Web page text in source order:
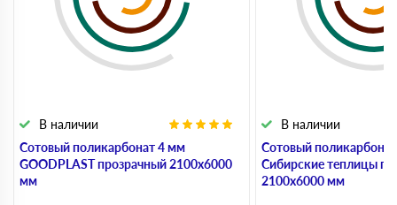
Сотовый поликарбонат 4 мм
GOODPLAST прозрачный 2100х6000
мм
В наличии
Сотовый
Сибирские теплицы
2100х6000 мм
В наличии